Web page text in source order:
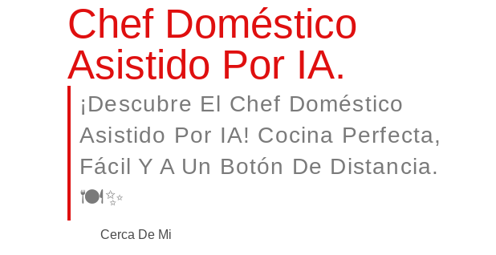
Chef Doméstico
Asistido Por IA.
¡Descubre El Chef Doméstico
Asistido Por IA! Cocina Perfecta,
Fácil Y A Un Botón De Distancia.
🍽️✨
Cerca De Mi